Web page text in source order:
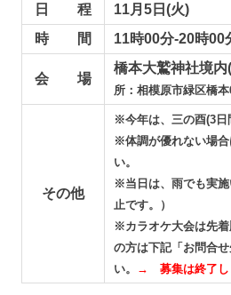
日 程
11月5日(火)
時 間
11時00分-20時00
会 場
橋本大鷲神社境
所：相模原市緑区橋本
その他
※今年は、三の酉(3日
※体調が優れない場
い。
※当日は、雨でも実
止です。）
※カラオケ大会は先
の方は下記「お問合
い。
→ 募集は終了し